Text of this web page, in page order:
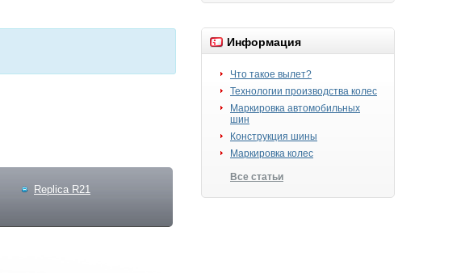
Информация
Что такое вылет?
Технологии производства колес
Маркировка автомобильных
шин
Конструкция шины
Маркировка колес
Все статьи
Replica R21